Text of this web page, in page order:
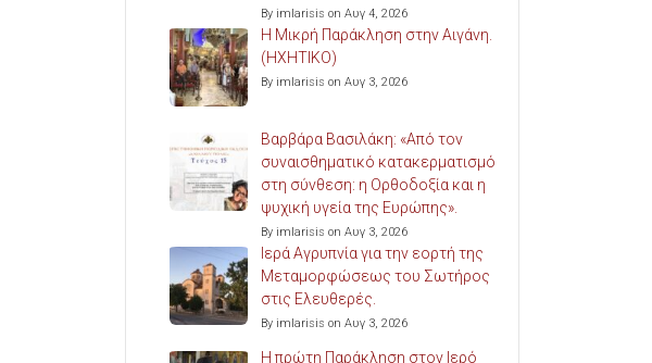
By imlarisis on Αυγ 4, 2026
Η Μικρή Παράκληση στην Αιγάνη.
(ΗΧΗΤΙΚΟ)
By imlarisis on Αυγ 3, 2026
Βαρβάρα Βασιλάκη: «Από τον
συναισθηματικό κατακερματισμό
στη σύνθεση: η Ορθοδοξία και η
ψυχική υγεία της Ευρώπης».
By imlarisis on Αυγ 3, 2026
Ιερά Αγρυπνία για την εορτή της
Μεταμορφώσεως του Σωτήρος
στις Ελευθερές.
By imlarisis on Αυγ 3, 2026
Η πρώτη Παράκληση στον Ιερό